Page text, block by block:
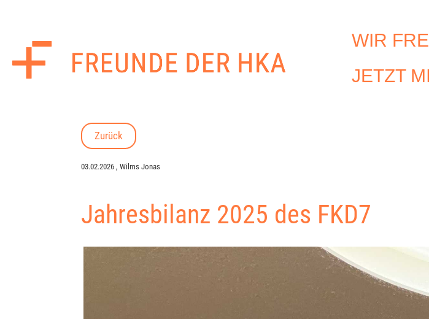
WIR
JETZT
Zurück
03.02.2026 , Wilms Jonas
Jahresbilanz 2025 des FKD7